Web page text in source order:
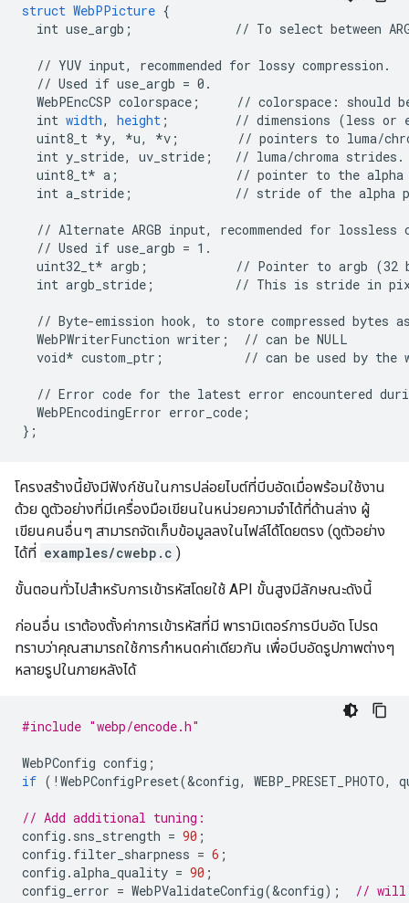
struct WebPPicture {
int use_argb ; // To select between
// YUV input, recommended for lossy compression.
// Used if use_argb = 0.
WebPEncCSP colorspace ; // colorspace : should
int width, height ; // dimensions (less or
uint8_t *y, *u, *v ; // pointers to luma/
int y_stride, uv_stride ; // luma/chroma strides.
uint8_t* a ; // pointer to the alpha
int a_stride ; // stride of the alpha
// Alternate ARGB input, recommended for lossless
// Used if use_argb = 1.
uint32_t* argb ; // Pointer to argb (32
int argb_stride ; // This is stride in
// Byte-emission hook, to store compressed bytes
WebPWriterFunction writer ; // can be NULL
void* custom_ptr ; // can be used by the
// Error code for the latest error encountered
WebPEncodingError error_code ;
} ;
โครงสร้างนี้ยังมีฟังก์ชันในการปล่อยไบต์ที่บีบอัดเมื่อพร้อมใช้งาน
ด้วย ดูตัวอย่างที่มีเครื่องมือเขียนในหน่วยความจำได้ที่ด้านล่าง ผู้
เขียนคนอื่นๆ สามารถจัดเก็บข้อมูลลงในไฟล์ได้โดยตรง (ดูตัวอย่าง
ได้ที่ examples/cwebp.c )
ขั้นตอนทั่วไปสำหรับการเข้ารหัสโดยใช้ API ขั้นสูงมีลักษณะดังนี้
ก่อนอื่น เราต้องตั้งค่าการเข้ารหัสที่มี พารามิเตอร์การบีบอัด โปรด
ทราบว่าคุณสามารถใช้การกำหนดค่าเดียวกัน เพื่อบีบอัดรูปภาพต่างๆ
หลายรูปในภายหลังได้
#include "webp/encode.h"
WebPConfig config ;
if ( ! WebPConfigPreset(&config, WEBP_PRESET_PHOTO,
// Add additional tuning:
config . sns_strength = 90 ;
config . filter_sharpness = 6 ;
config .alpha_quality = 90 ;
config_error = WebPValidateConfig(&config); // will